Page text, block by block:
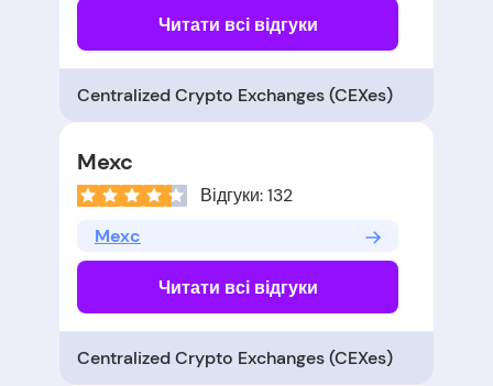
Читати всі відгуки
Centralized Crypto Exchanges (CEXes)
Mexc
Відгуки: 132
Mexc
Читати всі відгуки
Centralized Crypto Exchanges (CEXes)